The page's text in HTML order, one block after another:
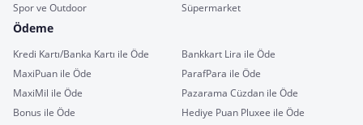
Spor ve Outdoor
Süpermarket
Ödeme
Kredi Kartı/Banka Kartı ile Öde
Bankkart Lira ile Öde
MaxiPuan ile Öde
ParafPara ile Öde
MaxiMil ile Öde
Pazarama Cüzdan ile Öde
Bonus ile Öde
Hediye Puan Pluxee ile Öde